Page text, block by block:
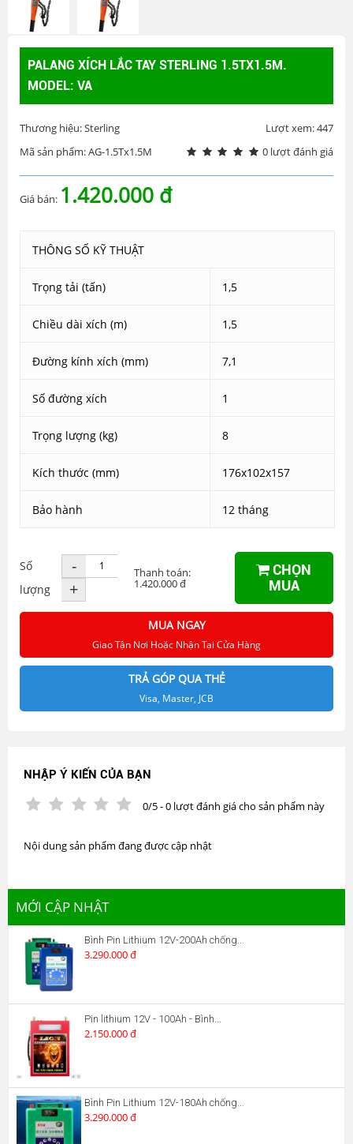
PALANG XÍCH LẮC TAY STERLING 1.5TX1.5M.
MODEL: VA
Thương hiệu: Sterling
Lượt xem: 447
Mã sản phẩm: AG-1.5Tx1.5M
0 lượt đánh giá
Giá bán: 1.420.000 đ
THÔNG SỐ KỸ THUẬT
Trọng tải (tấn) 1,5
Chiều dài xích (m) 1,5
Đường kính xích (mm) 7,1
Số đường xích 1
Trọng lượng (kg) 8
Kích thước (mm) 176x102x157
Bảo hành 12 tháng
Số
lượng
-
+
Thanh toán:
1.420.000 đ
CHỌN
MUA
MUA NGAY
Giao Tận Nơi Hoặc Nhận Tại Cửa Hàng
TRẢ GÓP QUA THẺ
Visa, Master, JCB
NHẬP Ý KIẾN CỦA BẠN
0/5 - 0 lượt đánh giá cho sản phẩm này
Nội dung sản phẩm đang được cập nhật
MỚI CẬP NHẬT
Bình Pin Lithium 12V-200Ah chống...
3.290.000 đ
Pin lithium 12V - 100Ah - Bình...
2.150.000 đ
Bình Pin Lithium 12V-180Ah chống...
3.290.000 đ